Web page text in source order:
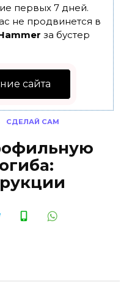
первых 7 дней.
не продвинется в
за бустер
сайта
СДЕЛАЙ САМ